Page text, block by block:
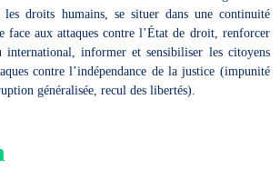
les droits humains, se situer dans une continuité
face aux attaques contre l’État de droit, renforcer
international, informer et sensibiliser les citoyens
contre l’indépendance de la justice (impunité
généralisée, recul des libertés).